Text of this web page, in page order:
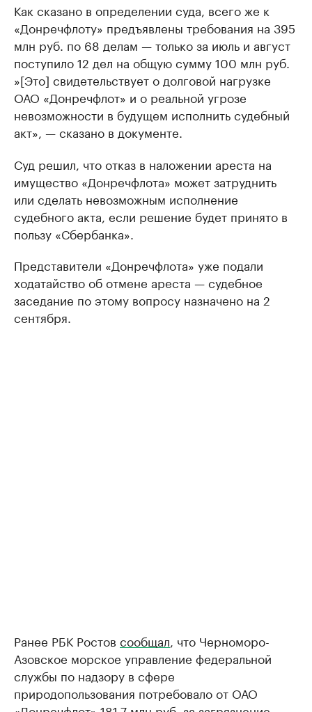
Как сказано в определении суда, всего же к
«Донречфлоту» предъявлены требования на 395
млн руб. по 68 делам — только за июль и август
поступило 12 дел на общую сумму 100 млн руб.
»[Это] свидетельствует о долговой нагрузке
ОАО «Донречфлот» и о реальной угрозе
невозможности в будущем исполнить судебный
акт», — сказано в документе.
Суд решил, что отказ в наложении ареста на
имущество «Донречфлота» может затруднить
или сделать невозможным исполнение
судебного акта, если решение будет принято в
пользу «Сбербанка».
Представители «Донречфлота» уже подали
ходатайство об отмене ареста — судебное
заседание по этому вопросу назначено на 2
сентября.
Ранее РБК Ростов сообщал , что Черноморо-
Азовское морское управление федеральной
службы по надзору в сфере
природопользования потребовало от ОАО